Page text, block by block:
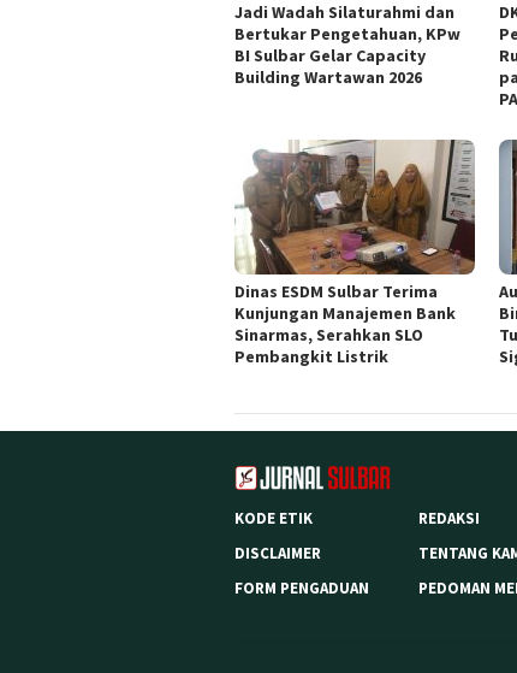
Jadi Wadah Silaturahmi dan
Bertukar Pengetahuan, KPw
BI Sulbar Gelar Capacity
Building Wartawan 2026
Dinas ESDM Sulbar Terima
Kunjungan Manajemen Bank
Sinarmas, Serahkan SLO
Pembangkit Listrik
KODE ETIK REDAKSI
DISCLAIMER
TENTANG
FORM PENGADUAN
PEDOMAN